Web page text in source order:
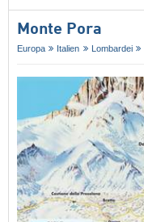
Monte Pora
Europa Italien Lombardei